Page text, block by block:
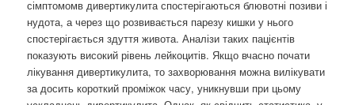
сімптомомв дивертикулита спостерігаються блювотні позиви і
нудота, а через що розвивається парезу кишки у нього
спостерігається здуття живота. Аналізи таких пацієнтів
показують високий рівень лейкоцитів. Якщо вчасно почати
лікування дивертикулита, то захворювання можна вилікувати
за досить короткий проміжок часу, уникнувши при цьому